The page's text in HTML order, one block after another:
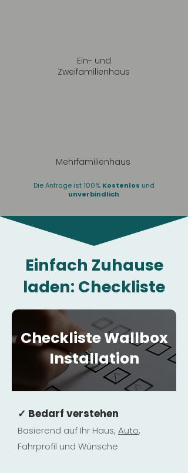
Ein- und
Zweifamilienhaus
Mehrfamilienhaus
Die Anfrage ist 100% Kostenlos und
unverbindlich.
Einfach Zuhause
laden: Checkliste
Checkliste Wallbox
Installation
✓ Bedarf verstehen
Basierend auf Ihr Haus, Auto,
Fahrprofil und Wünsche